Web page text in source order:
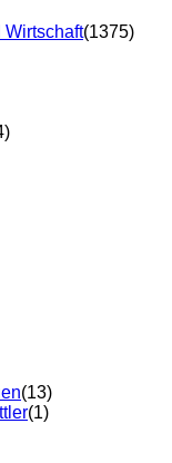
Wirtschaft(1375)
(13)
(1)